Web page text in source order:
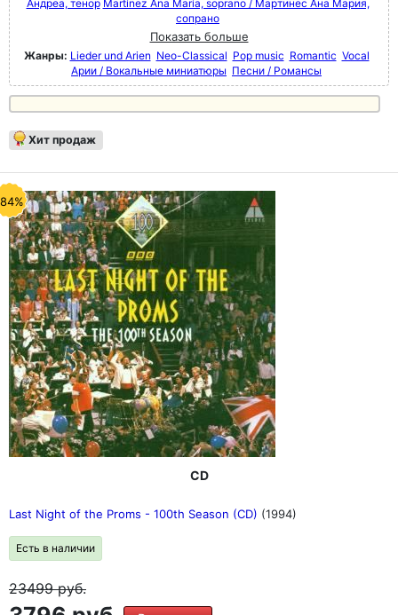
Андреа, тенор Martínez Ana María, soprano / Мартинес Ана Мария,
сопрано
Показать больше
Жанры: Lieder und Arien Neo-Classical Pop music Romantic Vocal
Арии / Вокальные миниатюры Песни / Романсы
Хит продаж
CD
Last Night of the Proms - 100th Season (CD) (1994)
Есть в наличии
23499руб.